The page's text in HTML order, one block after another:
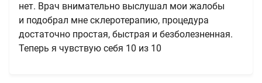
нет. Врач внимательно выслушал мои жалобы
и подобрал мне склеротерапию, процедура
достаточно простая, быстрая и безболезненная.
Теперь я чувствую себя 10 из 10